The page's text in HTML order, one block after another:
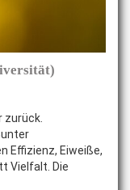
zurück.
Effizienz, Eiweiße,
Vielfalt. Die